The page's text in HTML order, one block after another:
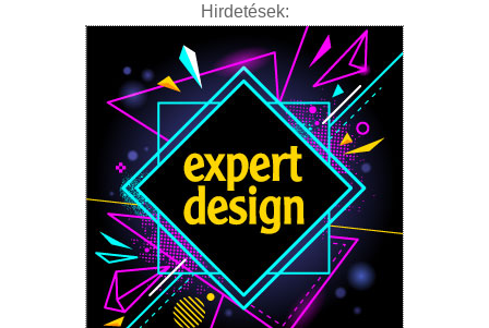
Hirdetések: